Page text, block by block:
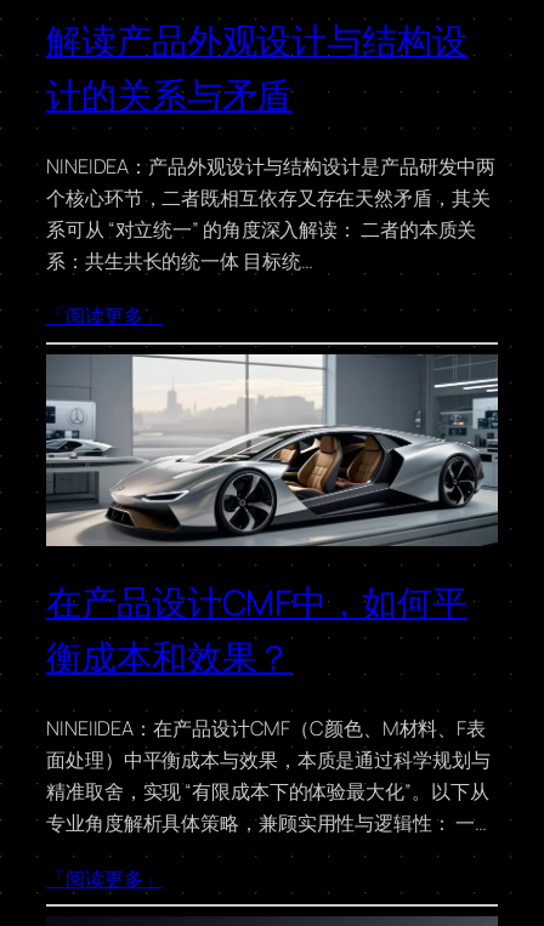
解读产品外观设计与结构设
计的关系与矛盾
NINEIDEA：产品外观设计与结构设计是产品研发中两
个核心环节，二者既相互依存又存在天然矛盾，其关
系可从 “对立统一” 的角度深入解读： 二者的本质关
系：共生共长的统一体 目标统…
「阅读更多」
在产品设计CMF中，如何平
衡成本和效果？
NINEIIDEA：在产品设计CMF（C颜色、M材料、F表
面处理）中平衡成本与效果，本质是通过科学规划与
精准取舍，实现 “有限成本下的体验最大化”。以下从
专业角度解析具体策略，兼顾实用性与逻辑性： 一…
「阅读更多」